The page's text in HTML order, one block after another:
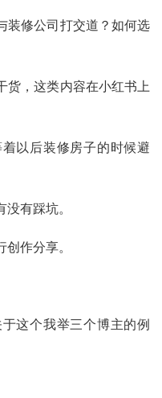
装修公司打交道？如何选
货，这类内容在小红书上
以后装修房子的时候避
有踩坑。
作分享。
这个我举三个博主的例